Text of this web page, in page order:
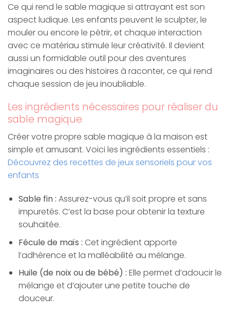
Ce qui rend le sable magique si attrayant est son
aspect ludique. Les enfants peuvent le sculpter, le
mouler ou encore le pétrir, et chaque interaction
avec ce matériau stimule leur créativité. Il devient
aussi un formidable outil pour des aventures
imaginaires ou des histoires à raconter, ce qui rend
chaque session de jeu inoubliable.
Les ingrédients nécessaires pour réaliser du
sable magique
Créer votre propre sable magique à la maison est
simple et amusant. Voici les ingrédients essentiels :
Découvrez des recettes de jeux sensoriels pour vos
enfants
Sable fin : Assurez-vous qu’il soit propre et sans
impuretés. C’est la base pour obtenir la texture
souhaitée.
Fécule de maïs : Cet ingrédient apporte
l’adhérence et la malléabilité au mélange.
Huile (de noix ou de bébé) : Elle permet d’adoucir le
mélange et d’ajouter une petite touche de
douceur.